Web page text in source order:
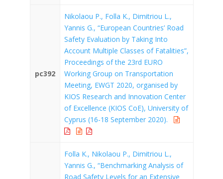
pc392
Nikolaou P., Folla K., Dimitriou L.,
Yannis G., “European Countries’ Road
Safety Evaluation by Τaking Ιnto
Αccount Multiple Classes of Fatalities”,
Proceedings of the 23rd EURO
Working Group on Transportation
Meeting, EWGT 2020, organised by
KIOS Research and Innovation Center
of Excellence (KIOS CoE), University of
Cyprus (16-18 September 2020).
Folla K., Nikolaou P., Dimitriou L.,
Yannis G., “Benchmarking Analysis of
Road Safety Levels for an Extensive